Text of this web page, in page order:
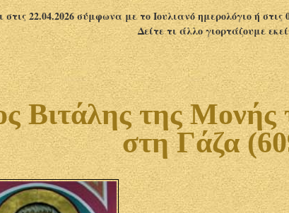
στις 22.04.2026 σύμφωνα με το Ιουλιανό ημερολόγιο ή
Δείτε τι άλλο γιορτάζουμε
Βιτάλης της
στη Γάζα